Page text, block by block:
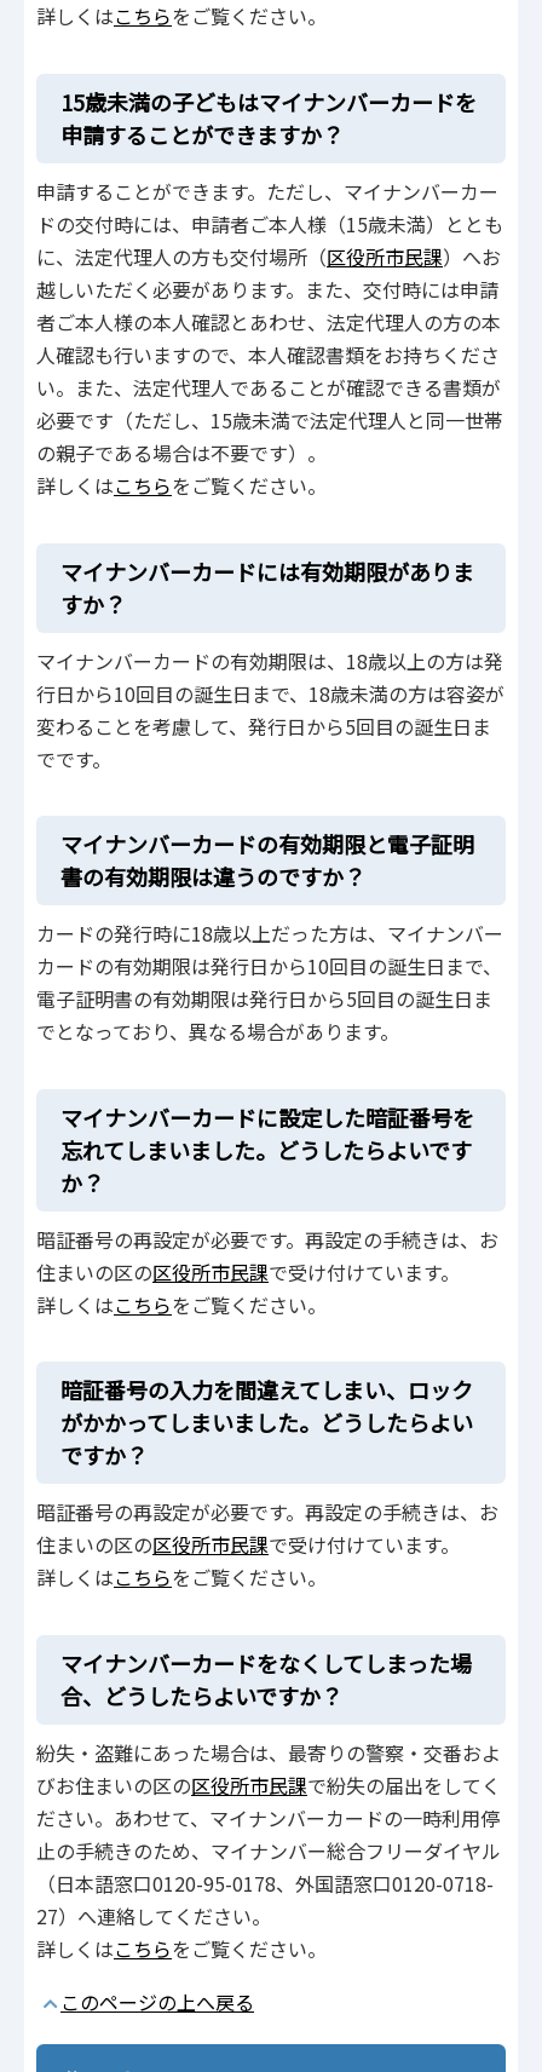
詳しくはこちらをご覧ください。
15歳未満の子どもはマイナンバーカードを
申請することができますか？
申請することができます。ただし、マイナンバーカー
ドの交付時には、申請者ご本人様（15歳未満）ととも
に、法定代理人の方も交付場所（区役所市民課）へお
越しいただく必要があります。また、交付時には申請
者ご本人様の本人確認とあわせ、法定代理人の方の本
人確認も行いますので、本人確認書類をお持ちくださ
い。また、法定代理人であることが確認できる書類が
必要です（ただし、15歳未満で法定代理人と同一世帯
の親子である場合は不要です）。
詳しくはこちらをご覧ください。
マイナンバーカードには有効期限がありま
すか？
マイナンバーカードの有効期限は、18歳以上の方は発
行日から10回目の誕生日まで、18歳未満の方は容姿が
変わることを考慮して、発行日から5回目の誕生日ま
でです。
マイナンバーカードの有効期限と電子証明
書の有効期限は違うのですか？
カードの発行時に18歳以上だった方は、マイナンバー
カードの有効期限は発行日から10回目の誕生日まで、
電子証明書の有効期限は発行日から5回目の誕生日ま
でとなっており、異なる場合があります。
マイナンバーカードに設定した暗証番号を
忘れてしまいました。どうしたらよいです
か？
暗証番号の再設定が必要です。再設定の手続きは、お
住まいの区の区役所市民課で受け付けています。
詳しくはこちらをご覧ください。
暗証番号の入力を間違えてしまい、ロック
がかかってしまいました。どうしたらよい
ですか？
暗証番号の再設定が必要です。再設定の手続きは、お
住まいの区の区役所市民課で受け付けています。
詳しくはこちらをご覧ください。
マイナンバーカードをなくしてしまった場
合、どうしたらよいですか？
紛失・盗難にあった場合は、最寄りの警察・交番およ
びお住まいの区の区役所市民課で紛失の届出をしてく
ださい。あわせて、マイナンバーカードの一時利用停
止の手続きのため、マイナンバー総合フリーダイヤル
（日本語窓口0120-95-0178、外国語窓口0120-0718-
27）へ連絡してください。
詳しくはこちらをご覧ください。
このページの上へ戻る